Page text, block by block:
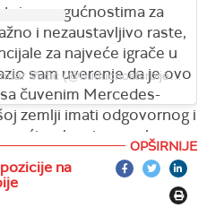
mogućnostima za
i nezaustavljivo raste,
za najveće igrače u
sam uverenje da je ovo
čuvenim Mercedes-
zemlji imati odgovornog i
kao i sve uslove za
poslovanja. Ponosan na
Vučić (@buducnostsrbijeav)
OPŠIRNIJE
na